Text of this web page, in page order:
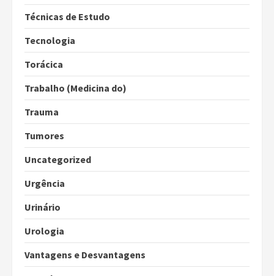
Técnicas de Estudo
Tecnologia
Torácica
Trabalho (Medicina do)
Trauma
Tumores
Uncategorized
Urgência
Urinário
Urologia
Vantagens e Desvantagens